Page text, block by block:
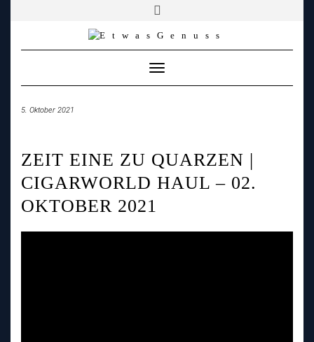
Toggle
Navigation
5. Oktober 2021
ZEIT EINE ZU QUARZEN |
CIGARWORLD HAUL – 02.
OKTOBER 2021